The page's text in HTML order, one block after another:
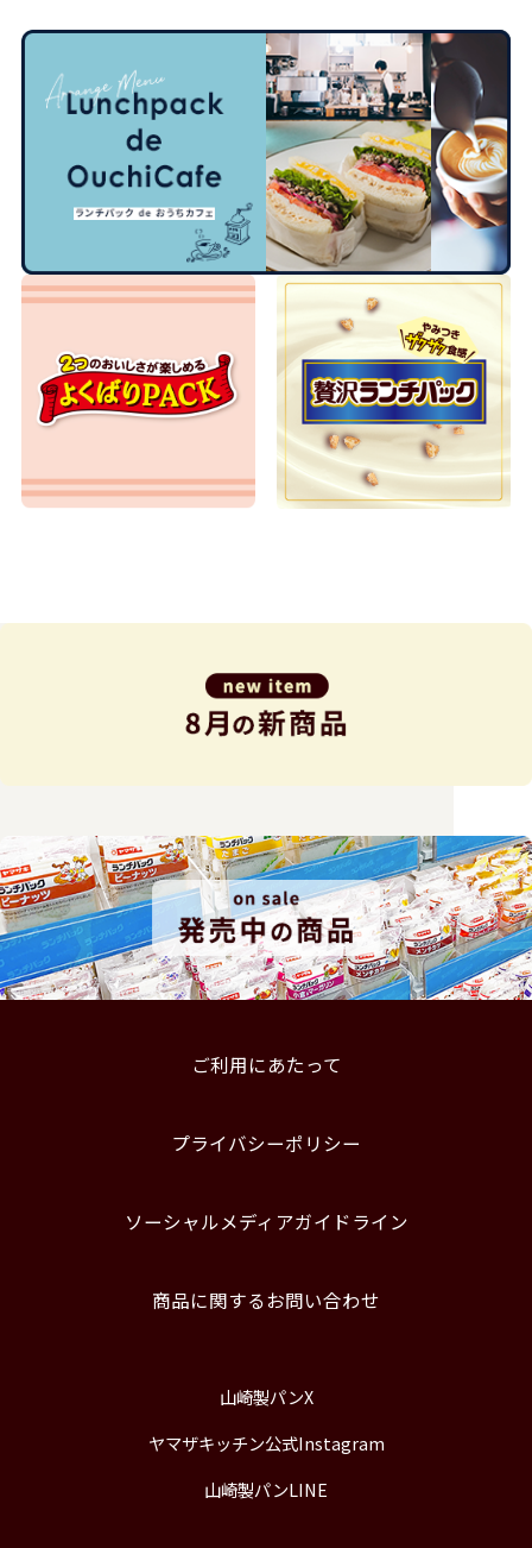
ご利用にあたって
プライバシーポリシー
ソーシャルメディアガイドライン
商品に関するお問い合わせ
山崎製パンX
ヤマザキッチン公式Instagram
山崎製パンLINE